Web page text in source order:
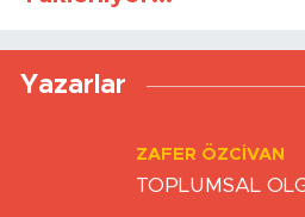
Yazarlar
ZAFER ÖZCIVAN
TOPLUMSAL